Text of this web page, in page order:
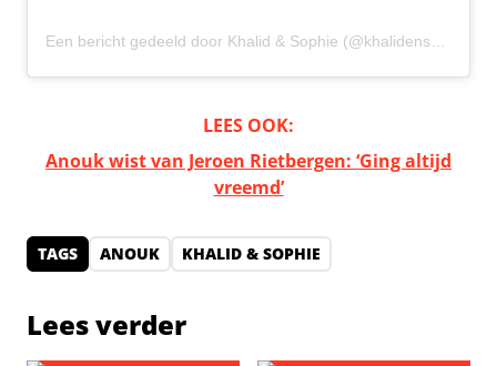
LEES OOK:
Anouk wist van Jeroen Rietbergen: ‘Ging altijd
vreemd’
TAGS ANOUK KHALID & SOPHIE
Lees verder